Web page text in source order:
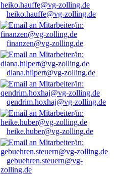
heiko.hauffe@vg-zolling.de
finanzen@vg-zolling.de
diana.hilpert@vg-zolling.de
qendrim.hoxhaj@vg-zolling.de
heike.huber@vg-zolling.de
gebuehren.steuern@vg-
zolling.de